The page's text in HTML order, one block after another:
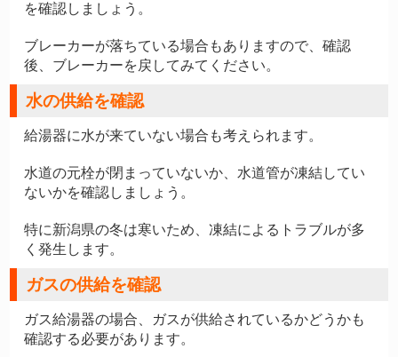
を確認しましょう。
ブレーカーが落ちている場合もありますので、確認
後、ブレーカーを戻してみてください。
水の供給を確認
給湯器に水が来ていない場合も考えられます。
水道の元栓が閉まっていないか、水道管が凍結してい
ないかを確認しましょう。
特に新潟県の冬は寒いため、凍結によるトラブルが多
く発生します。
ガスの供給を確認
ガス給湯器の場合、ガスが供給されているかどうかも
確認する必要があります。